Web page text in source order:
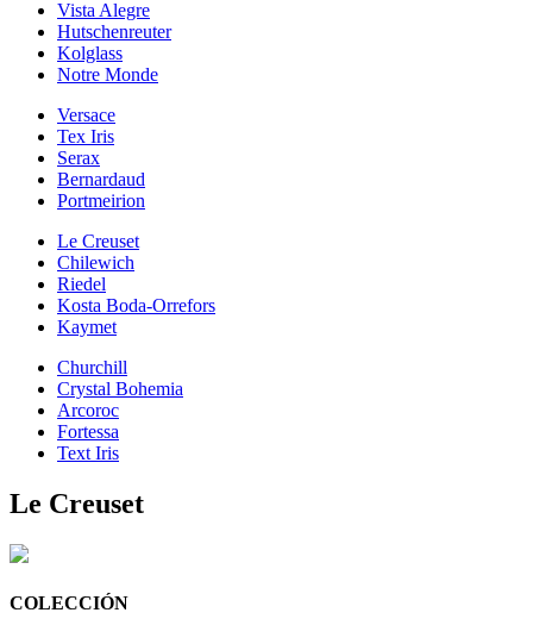
Vista Alegre
Hutschenreuter
Kolglass
Notre Monde
Versace
Tex Iris
Serax
Bernardaud
Portmeirion
Le Creuset
Chilewich
Riedel
Kosta Boda-Orrefors
Kaymet
Churchill
Crystal Bohemia
Arcoroc
Fortessa
Text Iris
Le Creuset
COLECCIÓN